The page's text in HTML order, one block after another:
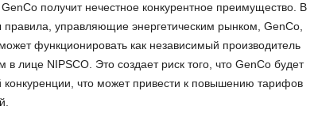
получит нечестное конкурентное преимущество. В
управляющие энергетическим рынком, GenCo,
функционировать как независимый производитель
лице NIPSCO. Это создает риск того, что GenCo будет
конкуренции, что может привести к повышению тарифов